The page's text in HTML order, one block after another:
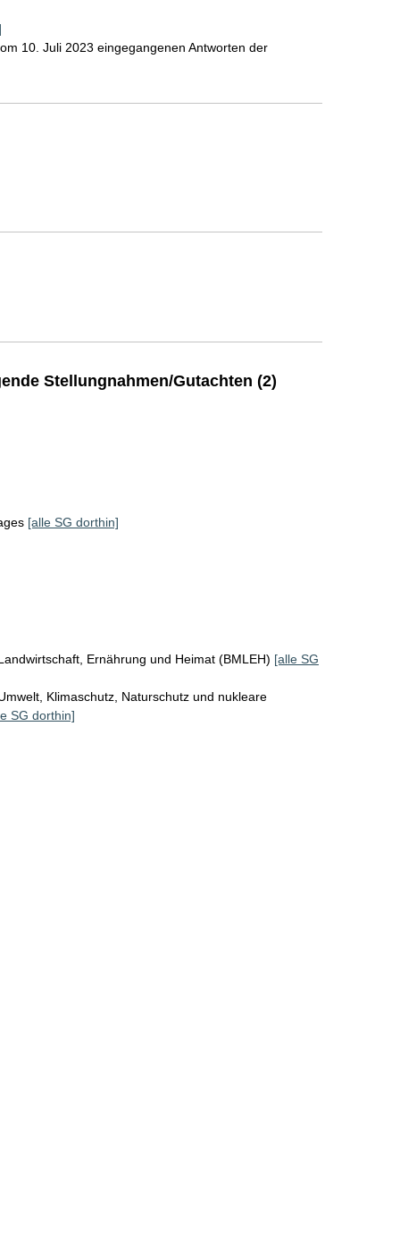
10. Juli 2023 eingegangenen Antworten der
Stellungnahmen/Gutachten (2)
[alle SG dorthin]
Ernährung und Heimat (BMLEH) [alle SG
Klimaschutz, Naturschutz und nukleare
SG dorthin]